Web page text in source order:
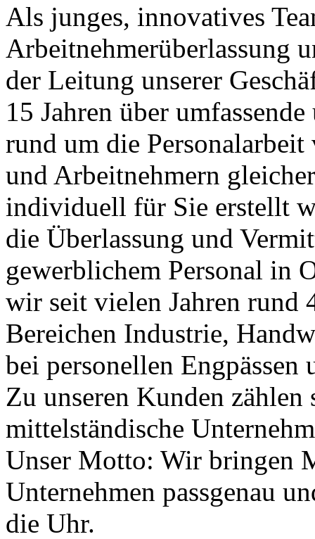
Als junges, innovatives
Arbeitnehmerüberlassung
der Leitung unserer
15 Jahren über
rund um die
und Arbeitnehmern
individuell für Sie erstellt
die Überlassung und
gewerblichem Personal in
wir seit vielen Jahren rund
Bereichen Industrie,
bei personellen
Zu unseren Kunden
mittelständische
Unser Motto: Wir bringen
Unternehmen passgenau
die Uhr.